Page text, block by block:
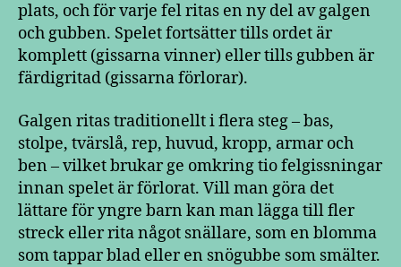
plats, och för varje fel ritas en ny del av galgen
och gubben. Spelet fortsätter tills ordet är
komplett (gissarna vinner) eller tills gubben är
färdigritad (gissarna förlorar).
Galgen ritas traditionellt i flera steg – bas,
stolpe, tvärslå, rep, huvud, kropp, armar och
ben – vilket brukar ge omkring tio felgissningar
innan spelet är förlorat. Vill man göra det
lättare för yngre barn kan man lägga till fler
streck eller rita något snällare, som en blomma
som tappar blad eller en snögubbe som smälter.